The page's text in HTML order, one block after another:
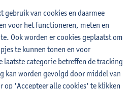
Wit Peter Petré
1
gebruik van cookies en daarmee
voor het functioneren, meten en
Ook worden er cookies geplaatst om
te kunnen tonen en voor
laatste categorie betreffen de tracking
kan worden gevolgd door middel van
op 'Accepteer alle cookies' te klikken